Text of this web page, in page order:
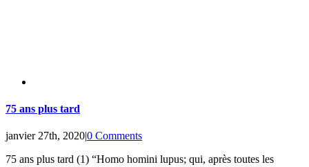
75 ans plus tard
janvier 27th, 2020|0 Comments
75 ans plus tard (1) “Homo homini lupus; qui, après toutes les